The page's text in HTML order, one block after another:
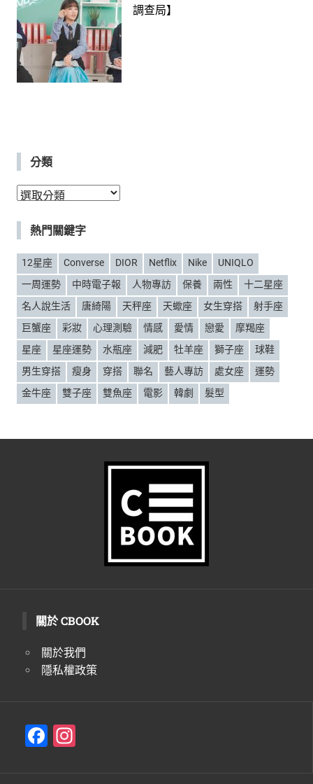
調查局】
分類
分
熱門關鍵字
12星座 Converse DIOR Netflix Nike
UNIQLO
一周運勢
中時電子報 人物專訪 保養 兩性
十二星座
名人說生活
唐綺陽 天秤座 天蠍座 女生穿搭
射手座
巨蟹座
彩妝 心理測驗 情感 愛情 戀愛
摩羯座
星座
星座運勢 水瓶座 減肥 牡羊座 獅子座
球鞋
男生穿搭
瘦身 穿搭 聯名 藝人專訪 處女座
運勢
金牛座
雙子座 雙魚座 電影 韓劇 髮型
關於 CBOOK
關於我們
隱私權政策
F